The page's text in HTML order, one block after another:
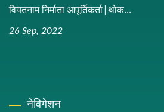
वियतनाम निर्माता आपूर्तिकर्ता|थोक...
26 Sep, 2022
नेविगेशन